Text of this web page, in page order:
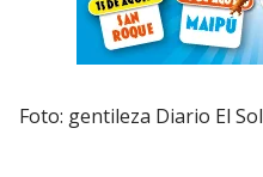
Foto: gentileza Diario El Sol